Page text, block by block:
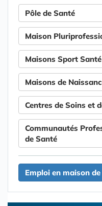
Pôle de Santé
Maison
Maisons Sport Santé
Maisons de
Centres de Soins et
Communautés
de Santé
Emploi en maison